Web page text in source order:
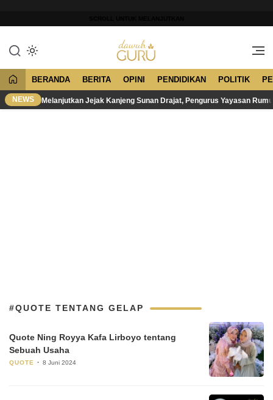
konten
Dawuh Guru
Merawat Tradisi, Membangun
BERANDA BERITA OPINI PENDIDIKAN POLITIK
NEWS Melanjutkan Jejak Kanjeng Sunan Drajat, Pengurus Yayasan
#QUOTE TENTANG GELAP
Quote Ning Royya Kafa Lirboyo tentang
Sebuah Usaha
QUOTE 8 Juni 2024